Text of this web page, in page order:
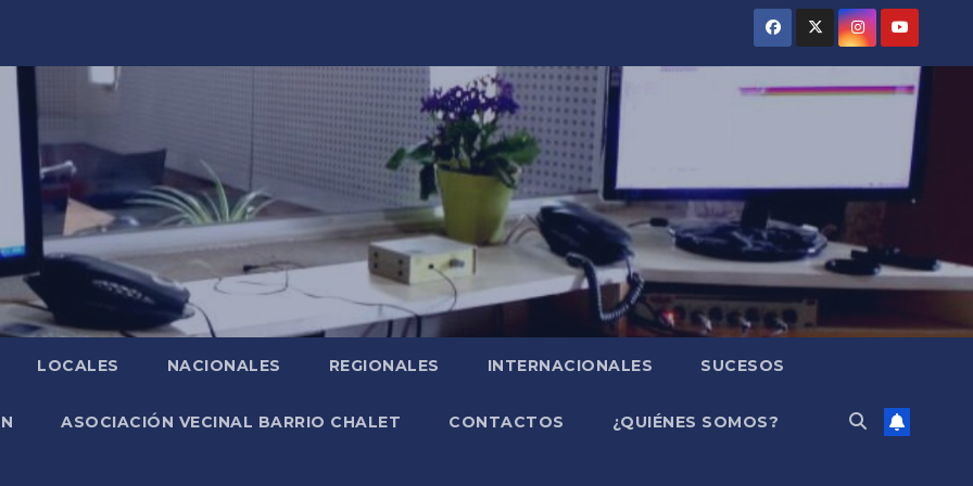
LOCALES NACIONALES REGIONALES INTERNACIONALES SUCESOS
ASOCIACIÓN VECINAL BARRIO CHALET CONTACTOS ¿QUIÉNES SOMOS?